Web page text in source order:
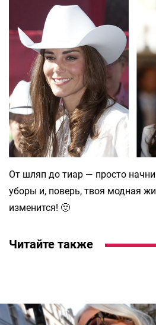
От шляп до тиар — просто
уборы и, поверь, твоя модная
изменится! 🙂
Читайте также